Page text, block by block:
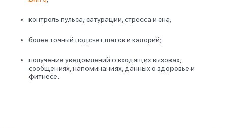
контроль пульса, сатурации, стресса и сна;
более точный подсчет шагов и калорий;
получение уведомлений о входящих вызовах,
сообщениях, напоминаниях, данных о здоровье и
фитнесе.